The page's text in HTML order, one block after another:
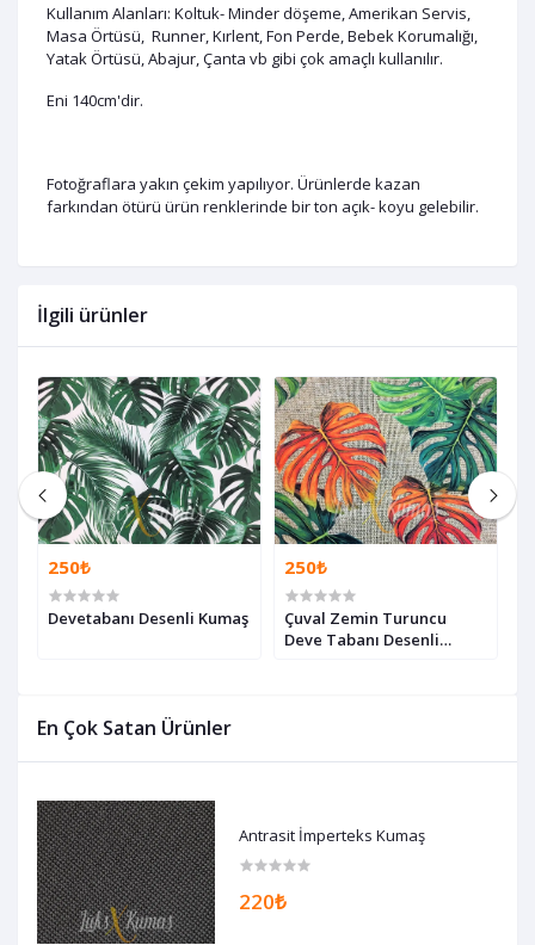
En Çok Satan Ürünler
Antrasit İmperteks Kumaş
220₺
Kullanım Alanları: Koltuk- Minder döşeme, Amerikan Servis,
Masa Örtüsü, Runner, Kırlent, Fon Perde, Bebek Korumalığı,
Yatak Örtüsü, Abajur, Çanta vb gibi çok amaçlı kullanılır.
Eni 140cm'dir.
Fotoğraflara yakın çekim yapılıyor. Ürünlerde kazan
farkından ötürü ürün renklerinde bir ton açık- koyu gelebilir.
İlgili ürünler
250₺
Devetabanı Desenli Kumaş
250₺
Çuval Zemin Turuncu
Deve Tabanı Desenli